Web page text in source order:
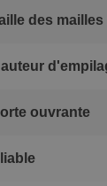
des mailles
ouvrante